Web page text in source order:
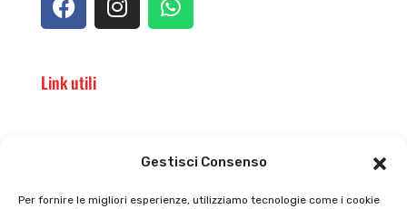
Gestisci Consenso
Per fornire le migliori esperienze, utilizziamo tecnologie come i cookie
Link utili